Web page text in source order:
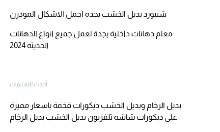
شيبورد بديل الخشب بجده اجمل الاشكال المودرن
معلم دهانات داخلية بجدة لعمل جميع انواع الدهانات
الحديثة 2024
أحدث التعليقات
بديل الرخام وبديل الخشب ديكورات فخمة باسعار مميزة
على ديكورات شاشه تلفزيون بديل الخشب بديل الرخام